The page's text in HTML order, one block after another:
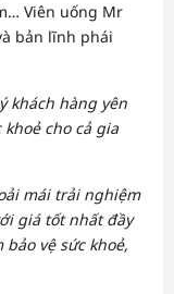
Viên uống Mr
bản lĩnh phái
khách hàng yên
cho cả gia
mái trải nghiệm
giá tốt nhất đầy
vệ sức khoẻ,